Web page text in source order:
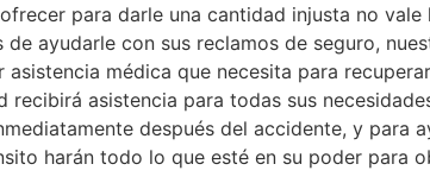
para darle una cantidad injusta no
ayudarle con sus reclamos de seguro,
médica que necesita para
asistencia para todas sus
después del accidente, y para
harán todo lo que esté en su poder para